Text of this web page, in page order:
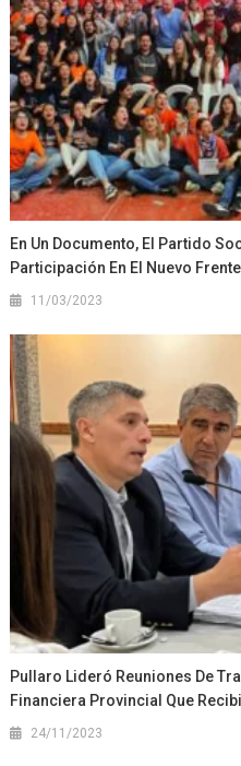
En Un Documento, El Partido
Participación En El Nuevo
11/03/2023
Pullaro Lideró Reuniones De
Financiera Provincial Que
24/11/2023